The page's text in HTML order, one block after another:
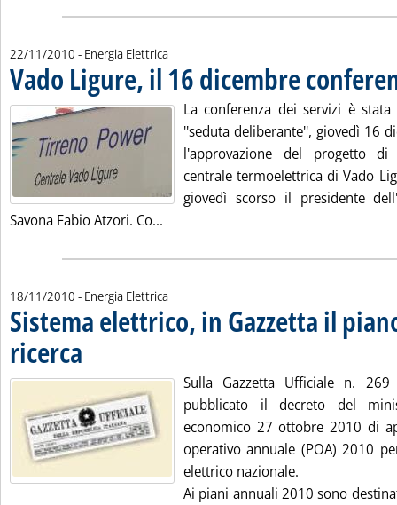
22/11/2010 - Energia Elettrica
Vado Ligure, il 16 dicembre
. Pubblicata lunedì 22 novembre 2010 alle 11.52.La conferenza dei servizi è
''seduta deliberante'', giovedì 16
l'approvazione del progetto di
centrale termoelettrica di Vado
giovedì scorso il presidente
Savona Fabio Atzori. Co...
18/11/2010 - Energia Elettrica
Sistema elettrico, in Gazzetta il
ricerca
Sulla Gazzetta Ufficiale n.
pubblicato il decreto del
economico 27 ottobre 2010 di
operativo annuale (POA) 2010
elettrico nazionale.
Ai piani annuali 2010 sono